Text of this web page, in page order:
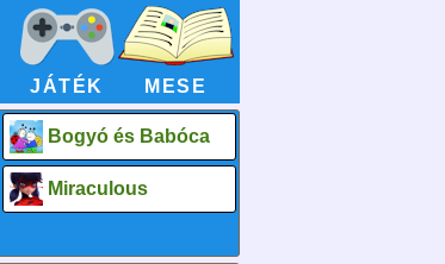
JÁTÉK MESE
Bogyó és Babóca
Miraculous